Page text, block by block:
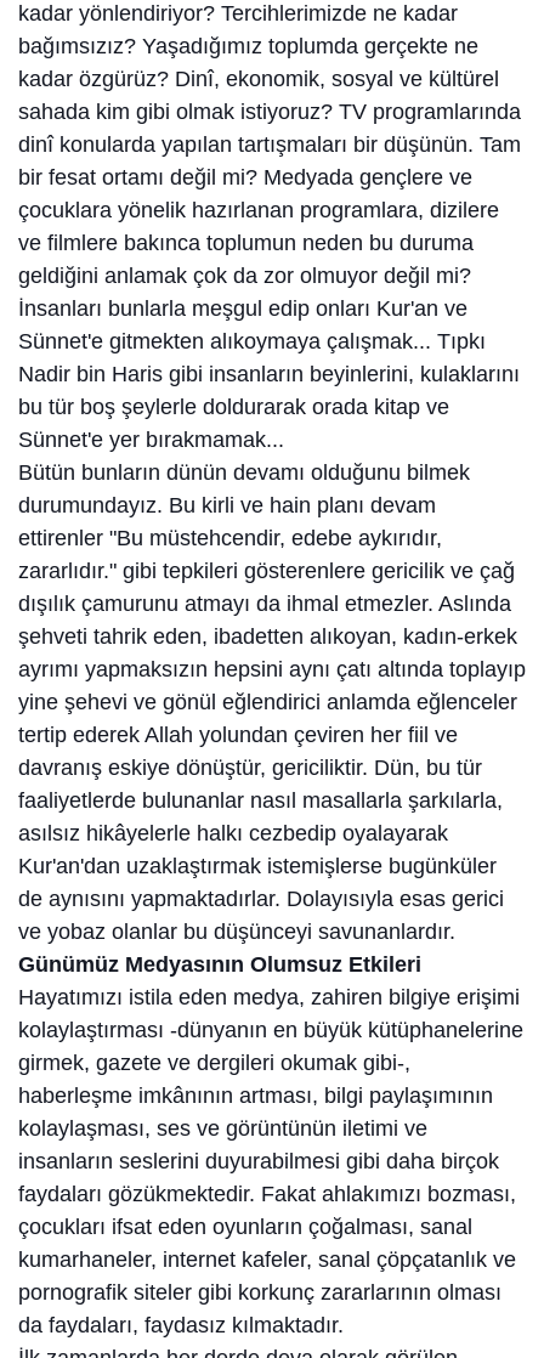
kadar yönlendiriyor? Tercihlerimizde ne kadar
bağımsızız? Yaşadığımız toplumda gerçekte ne
kadar özgürüz? Dinî, ekonomik, sosyal ve kültürel
sahada kim gibi olmak istiyoruz? TV programlarında
dinî konularda yapılan tartışmaları bir düşünün. Tam
bir fesat ortamı değil mi? Medyada gençlere ve
çocuklara yönelik hazırlanan programlara, dizilere
ve filmlere bakınca toplumun neden bu duruma
geldiğini anlamak çok da zor olmuyor değil mi?
İnsanları bunlarla meşgul edip onları Kur'an ve
Sünnet'e gitmekten alıkoymaya çalışmak... Tıpkı
Nadir bin Haris gibi insanların beyinlerini, kulaklarını
bu tür boş şeylerle doldurarak orada kitap ve
Sünnet'e yer bırakmamak...
Bütün bunların dünün devamı olduğunu bilmek
durumundayız. Bu kirli ve hain planı devam
ettirenler "Bu müstehcendir, edebe aykırıdır,
zararlıdır." gibi tepkileri gösterenlere gericilik ve çağ
dışılık çamurunu atmayı da ihmal etmezler. Aslında
şehveti tahrik eden, ibadetten alıkoyan, kadın-erkek
ayrımı yapmaksızın hep­sini aynı çatı altında toplayıp
yine şehevi ve gönül eğlendirici anlamda eğ­lenceler
tertip ederek Allah yolundan çeviren her fiil ve
davranış eskiye dönüştür, gericiliktir. Dün, bu tür
faaliyetlerde bulunanlar nasıl masallarla şarkılarla,
asılsız hikâyelerle halkı cezbedip oyalayarak
Kur'an'dan uzaklaştırmak istemişlerse bugünküler
de aynısını yapmaktadırlar. Dolayısıyla esas gerici
ve yobaz olanlar bu düşünceyi savunanlardır.
Günümüz Medyasının Olumsuz Etkileri
Hayatımızı istila eden medya, zahiren bilgiye erişimi
kolaylaştırması -dünyanın en büyük kütüphanelerine
girmek, gazete ve dergileri okumak gibi-,
haberleşme imkânının artması, bilgi paylaşımının
kolaylaşması, ses ve görüntünün iletimi ve
insanların seslerini duyurabilmesi gibi daha birçok
faydaları gözükmektedir. Fakat ahlakımızı bozması,
çocukları ifsat eden oyunların çoğalması, sanal
kumarhaneler, internet kafeler, sanal çöpçatanlık ve
pornografik siteler gibi korkunç zararlarının olması
da faydaları, faydasız kılmaktadır.